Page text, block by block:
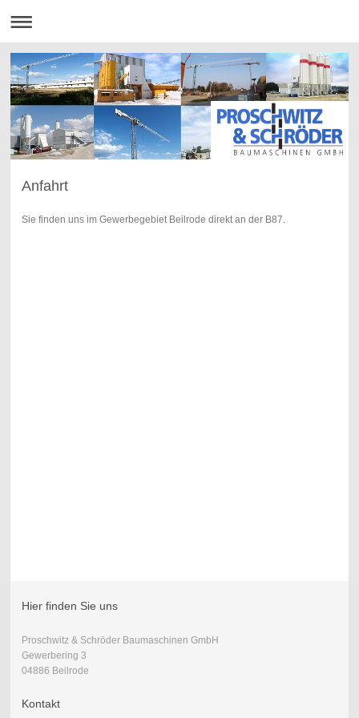
Anfahrt
Sie finden uns im Gewerbegebiet Beilrode direkt an der B87.
Hier finden Sie uns
Proschwitz & Schröder Baumaschinen GmbH
Gewerbering 3
04886 Beilrode
Kontakt